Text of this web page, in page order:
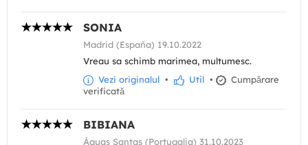
SONIA
Madrid (España) 19.10.2022
Vreau sa schimb marimea, multumesc.
Vezi originalul • Util •
Cumpărare
verificată
BIBIANA
Águas Santas (Portugalia) 31.10.2023